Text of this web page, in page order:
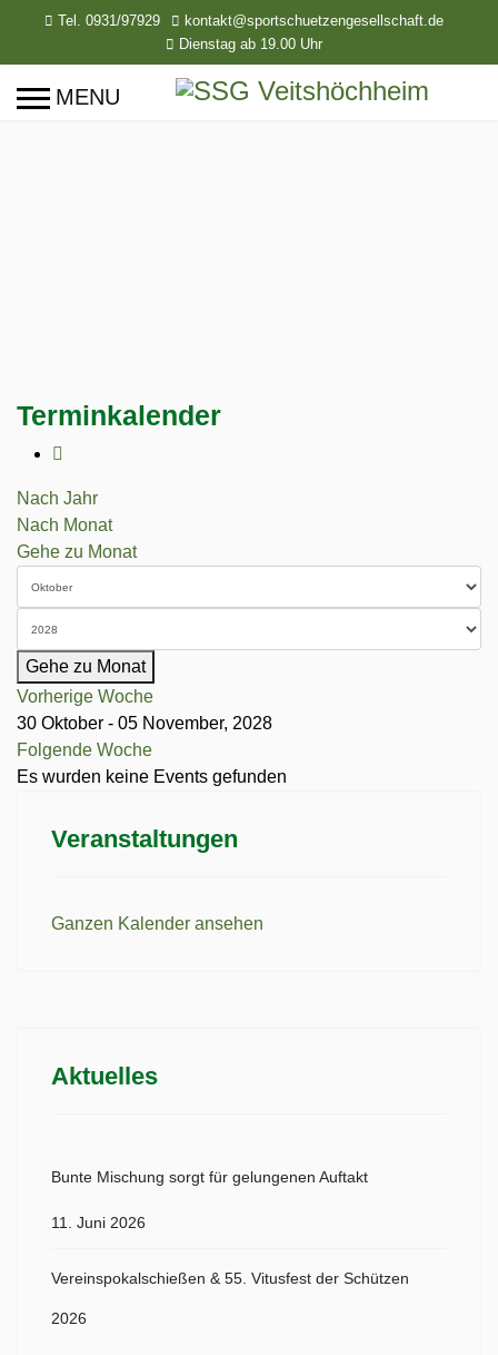
Tel. 0931/97929
kontakt@sportschuetzengesellschaft.de
Dienstag ab 19.00 Uhr
Terminkalender
Nach Jahr
Nach Monat
Gehe zu Monat
Gehe zu Monat
Vorherige Woche
30 Oktober - 05 November, 2028
Folgende Woche
Es wurden keine Events gefunden
Veranstaltungen
Ganzen Kalender ansehen
Aktuelles
Bunte Mischung sorgt für gelungenen Auftakt
11. Juni 2026
Vereinspokalschießen & 55. Vitusfest der Schützen
2026